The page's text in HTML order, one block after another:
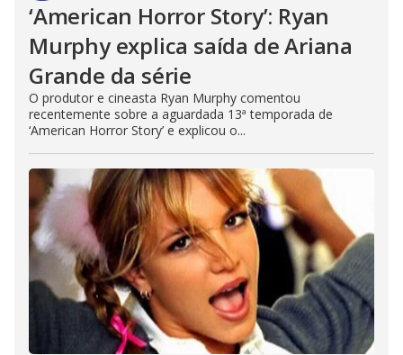
‘American Horror Story’: Ryan
Murphy explica saída de Ariana
Grande da série
O produtor e cineasta Ryan Murphy comentou
recentemente sobre a aguardada 13ª temporada de
‘American Horror Story’ e explicou o...